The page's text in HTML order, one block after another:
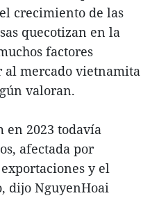
crecimiento de las
quecotizan en la
factores
al mercado vietnamita
valoran.
en 2023 todavía
afectada por
y el
dijo NguyenHoai